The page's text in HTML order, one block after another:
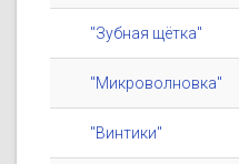
"Зубная щётка"
"Микроволновка"
"Винтики"